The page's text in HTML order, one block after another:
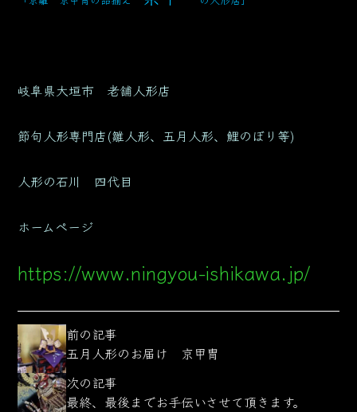
岐阜県大垣市 老舗人形店
節句人形専門店(雛人形、五月人形、鯉のぼり等)
人形の石川 四代目
ホームページ
https://www.ningyou-ishikawa.jp/
前の記事
五月人形のお届け 京甲冑
次の記事
最終、最後までお手伝いさせて頂きます。